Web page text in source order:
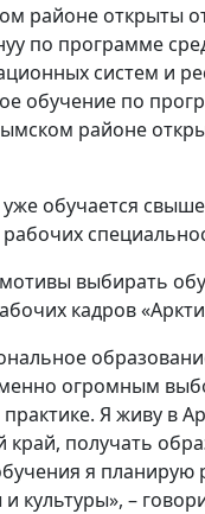
районе открыты
по программе
систем и
обучение по
районе
обучается
выбирать
кадров
огромным
Я живу в
получать
я планирую
культуры», –